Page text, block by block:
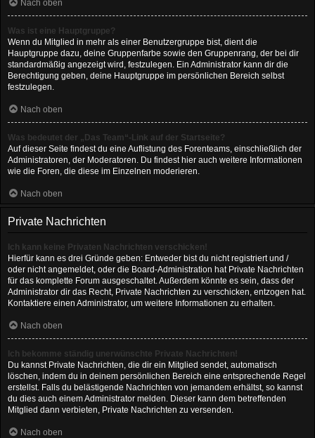
Nach oben
Was ist eine Hauptgruppe?
Wenn du Mitglied in mehr als einer Benutzergruppe bist, dient die
Hauptgruppe dazu, deine Gruppenfarbe sowie den Gruppenrang, der bei dir
standardmäßig angezeigt wird, festzulegen. Ein Administrator kann dir die
Berechtigung geben, deine Hauptgruppe im persönlichen Bereich selbst
festzulegen.
Nach oben
Was bedeutet der „Das Team“-Link auf der Startseite?
Auf dieser Seite findest du eine Auflistung des Forenteams, einschließlich der
Administratoren, der Moderatoren. Du findest hier auch weitere Informationen
wie die Foren, die diese im Einzelnen moderieren.
Nach oben
Private Nachrichten
Ich kann keine Privaten Nachrichten verschicken!
Hierfür kann es drei Gründe geben: Entweder bist du nicht registriert und /
oder nicht angemeldet, oder die Board-Administration hat Private Nachrichten
für das komplette Forum ausgeschaltet. Außerdem könnte es sein, dass der
Administrator dir das Recht, Private Nachrichten zu verschicken, entzogen hat.
Kontaktiere einen Administrator, um weitere Informationen zu erhalten.
Nach oben
Ich bekomme ständig unerwünschte Private Nachrichten!
Du kannst Private Nachrichten, die dir ein Mitglied sendet, automatisch
löschen, indem du in deinem persönlichen Bereich eine entsprechende Regel
erstellst. Falls du belästigende Nachrichten von jemandem erhältst, so kannst
du dies auch einem Administrator melden. Dieser kann dem betreffenden
Mitglied dann verbieten, Private Nachrichten zu versenden.
Nach oben